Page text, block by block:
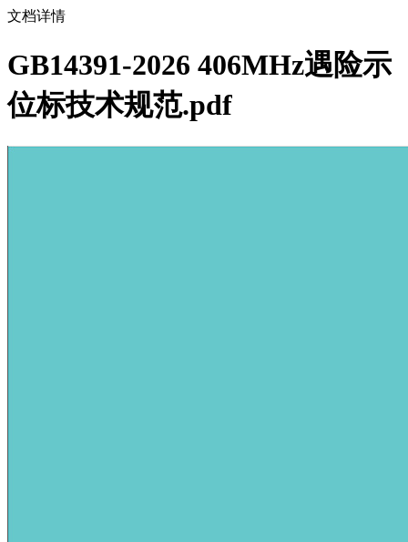
文档详情
GB14391-2026 406MHz遇险示
位标技术规范.pdf